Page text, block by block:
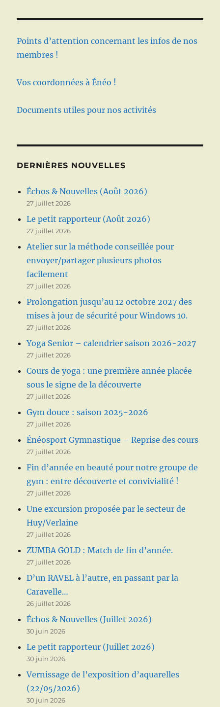
Points d’attention concernant les infos de nos
membres !
Vos coordonnées à Énéo !
Documents utiles pour nos activités
DERNIÈRES NOUVELLES
Échos & Nouvelles (Août 2026)
27 juillet 2026
Le petit rapporteur (Août 2026)
27 juillet 2026
Atelier sur la méthode conseillée pour
envoyer/partager plusieurs photos
facilement
27 juillet 2026
Prolongation jusqu’au 12 octobre 2027 des
mises à jour de sécurité pour Windows 10.
27 juillet 2026
Yoga Senior – calendrier saison 2026-2027
27 juillet 2026
Cours de yoga : une première année placée
sous le signe de la découverte
27 juillet 2026
Gym douce : saison 2025-2026
27 juillet 2026
Énéosport Gymnastique – Reprise des cours
27 juillet 2026
Fin d’année en beauté pour notre groupe de
gym : entre découverte et convivialité !
27 juillet 2026
Une excursion proposée par le secteur de
Huy/Verlaine
27 juillet 2026
ZUMBA GOLD : Match de fin d’année.
27 juillet 2026
D’un RAVEL à l’autre, en passant par la
Caravelle…
26 juillet 2026
Échos & Nouvelles (Juillet 2026)
30 juin 2026
Le petit rapporteur (Juillet 2026)
30 juin 2026
Vernissage de l’exposition d’aquarelles
(22/05/2026)
30 juin 2026